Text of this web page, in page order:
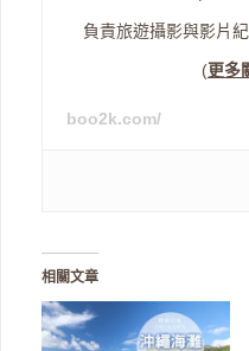
負責旅遊攝影與影片
(更多
boo2k.com/
相關文章